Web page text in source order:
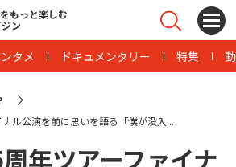
もっと楽しむ
ン
タメ ドキュメンタリー 特集
ル公演を前に思いを語る「僕が没入...
年ツアーファイナ